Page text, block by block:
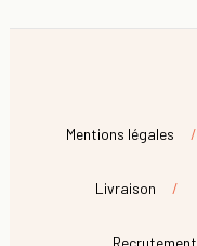
Mentions légales
Livraison
Recrutement